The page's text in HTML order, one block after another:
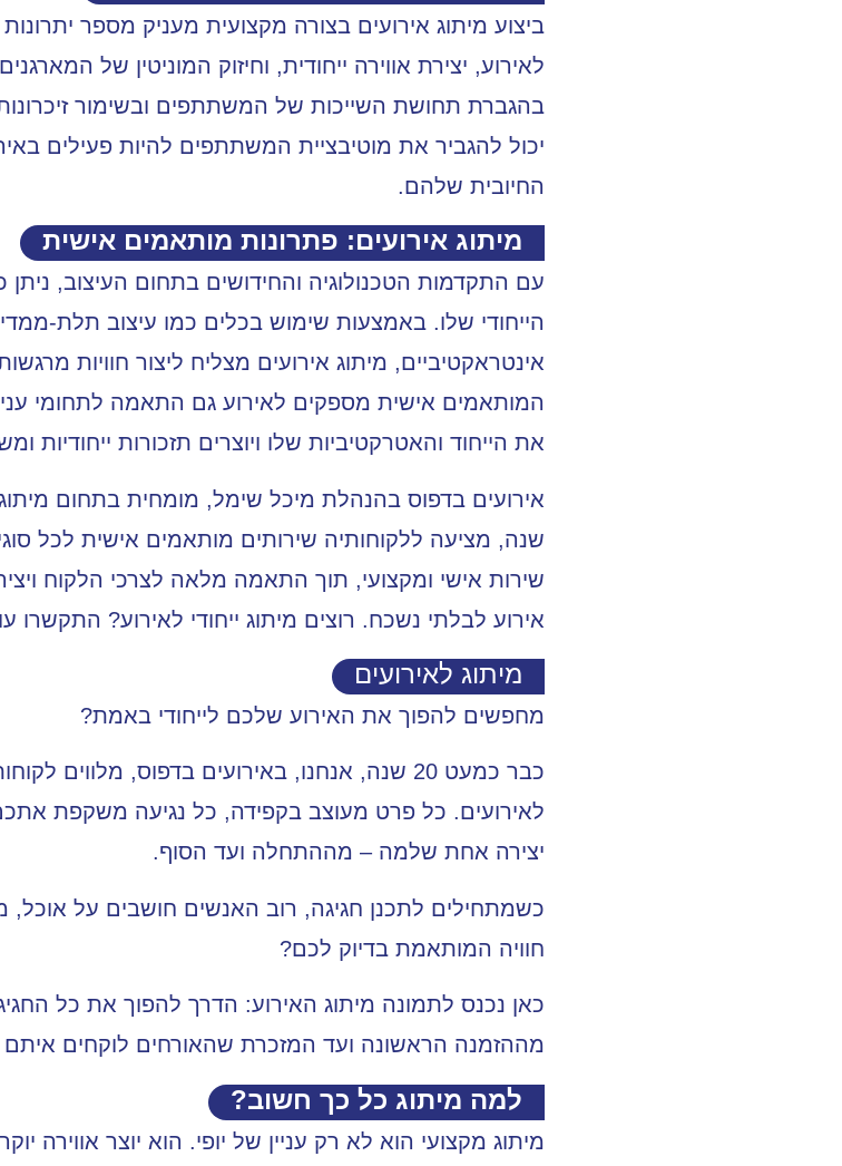
ביצוע מיתוג אירועים בצורה מקצועית מעניק מספר
לאירוע, יצירת אווירה ייחודית, וחיזוק המוניטין של
בהגברת תחושת השייכות של המשתתפים ובשימור זיכרונות
יכול להגביר את מוטיבציית המשתתפים להיות פעילים
החיובית שלהם.
מיתוג אירועים: פתרונות מותאמים אישית
עם התקדמות הטכנולוגיה והחידושים בתחום העיצוב, ניתן
הייחודי שלו. באמצעות שימוש בכלים כמו עיצוב תלת-
אינטראקטיביים, מיתוג אירועים מצליח ליצור חוויות
המותאמים אישית מספקים לאירוע גם התאמה לתחומי
את הייחוד והאטרקטיביות שלו ויוצרים תזכורות ייחודיות
שנה, מציעה ללקוחותיה שירותים מותאמים אישית לכל
שירות אישי ומקצועי, תוך התאמה מלאה לצרכי הלקוח
אירוע לבלתי נשכח. רוצים מיתוג ייחודי לאירוע? התקשרו
מיתוג לאירועים
מחפשים להפוך את האירוע שלכם לייחודי באמת?
כבר כמעט 20 שנה, אנחנו, ב אירועים בדפוס, מלווים
לאירועים. כל פרט מעוצב בקפידה, כל נגיעה משקפת
יצירה אחת שלמה – מההתחלה ועד הסוף.
כשמתחילים לתכנן חגיגה, רוב האנשים חושבים על אוכל,
חוויה המותאמת בדיוק לכם?
כאן נכנס לתמונה מיתוג האירוע: הדרך להפוך את כל
מההזמנה הראשונה ועד המזכרת שהאורחים לוקחים
למה מיתוג כל כך חשוב?
מיתוג מקצועי הוא לא רק עניין של יופי. הוא יוצר